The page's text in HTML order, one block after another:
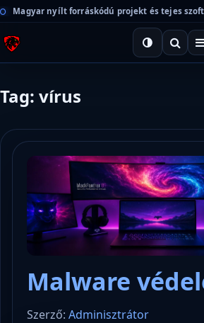
Magyar nyílt forráskódú projekt és tejes
Tag: vírus
Malware
Szerző: Adminisztrátor